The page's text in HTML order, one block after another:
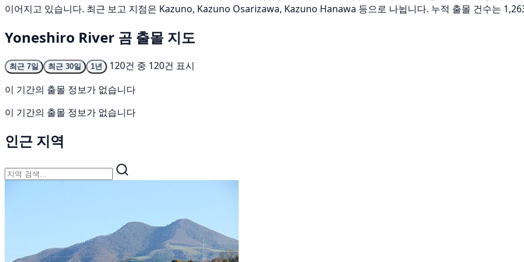
이어지고 있습니다. 최근 보고 지점은 Kazuno, Kazuno Osarizawa, Kazuno Hanawa 등으로 나뉩니다. 누적 출몰 건수는
Yoneshiro River 곰 출몰 지도
최근 7일 최근 30일 1년
120건 중 120건 표시
이 기간의 출몰 정보가 없습니다
이 기간의 출몰 정보가 없습니다
인근 지역